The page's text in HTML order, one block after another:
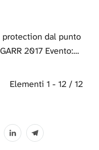
protection dal punto
2017 Evento:...
Elementi 1 - 12 / 12